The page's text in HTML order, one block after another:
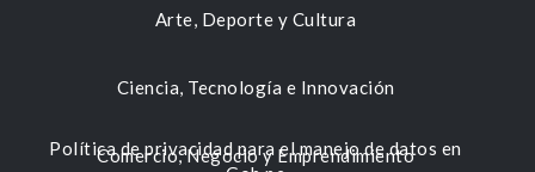
Arte, Deporte y Cultura
Ciencia, Tecnología e Innovación
Comercio, Negocio y Emprendimiento
Política de privacidad para el manejo de datos en